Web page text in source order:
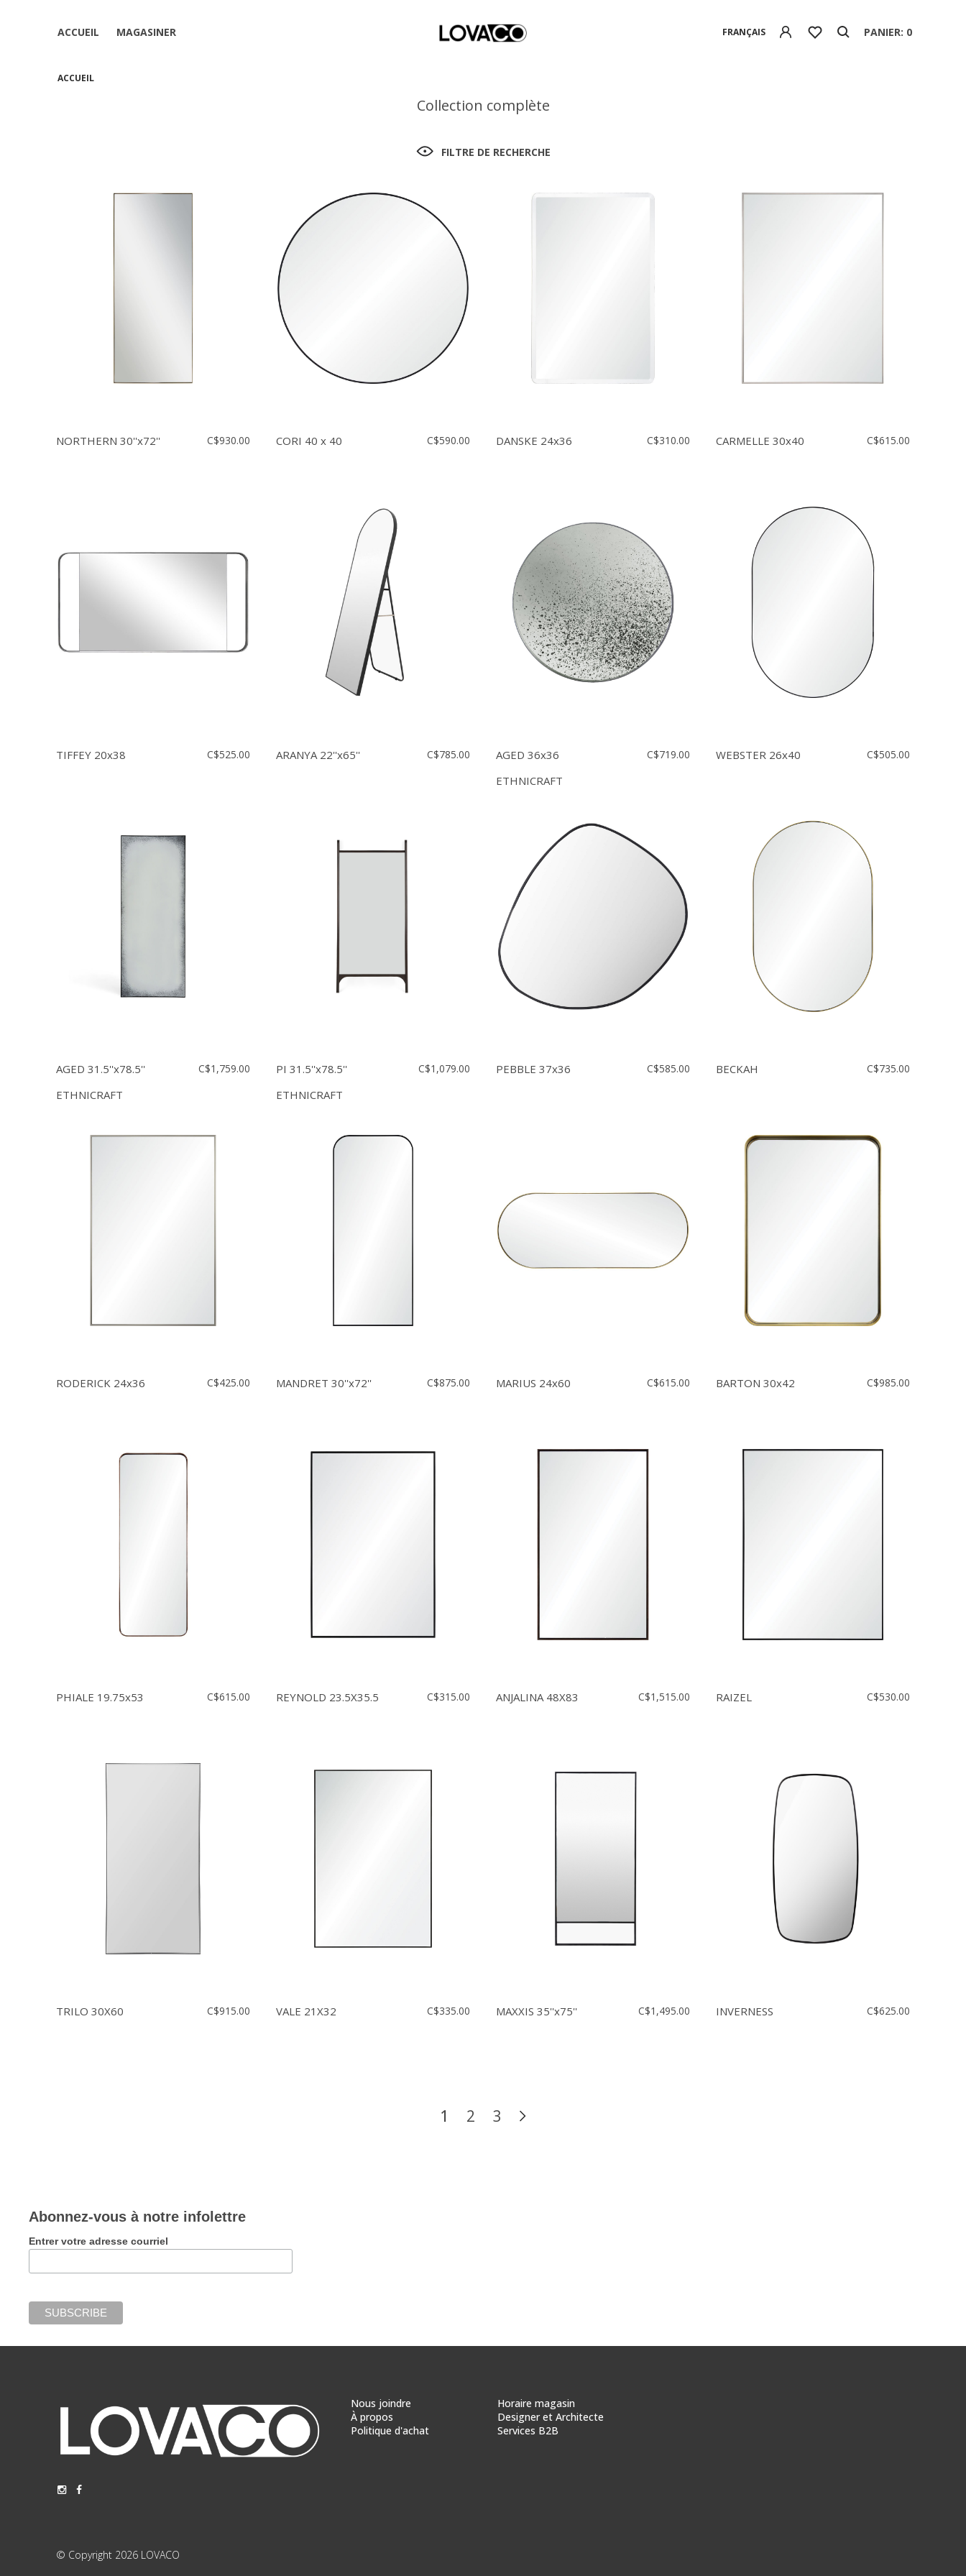
ACCUEIL MAGASINER FRANÇAIS PANIER: 0
ACCUEIL
Collection complète
FILTRE DE RECHERCHE
NORTHERN 30''x72'' C$930.00 CORI 40 x 40 C$590.00 DANSKE 24x36 C$310.00 CARMELLE 30x40 C$615.00
TIFFEY 20x38 C$525.00 ARANYA 22''x65'' C$785.00
AGED 36x36
ETHNICRAFT
C$719.00 WEBSTER 26x40 C$505.00
AGED 31.5''x78.5''
ETHNICRAFT
C$1,759.00
PI 31.5''x78.5''
ETHNICRAFT
C$1,079.00 PEBBLE 37x36 C$585.00 BECKAH C$735.00
RODERICK 24x36 C$425.00 MANDRET 30''x72'' C$875.00 MARIUS 24x60 C$615.00 BARTON 30x42 C$985.00
PHIALE 19.75x53 C$615.00 REYNOLD 23.5X35.5 C$315.00 ANJALINA 48X83 C$1,515.00 RAIZEL C$530.00
TRILO 30X60 C$915.00 VALE 21X32 C$335.00 MAXXIS 35''x75'' C$1,495.00 INVERNESS C$625.00
1 2 3
Abonnez-vous à notre infolettre
Entrer votre adresse courriel
Nous joindre
À propos
Politique d'achat
Horaire magasin
Designer et Architecte
Services B2B
© Copyright 2026 LOVACO